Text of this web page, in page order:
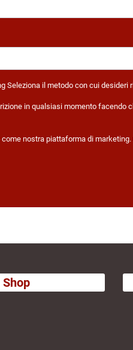
Seleziona il metodo con cui desideri
in qualsiasi momento facendo
nostra piattaforma di
Shop